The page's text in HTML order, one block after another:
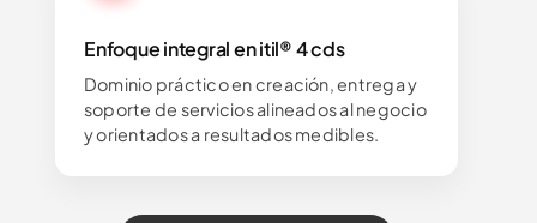
Enfoque integral en itil® 4 cds
Dominio práctico en creación, entrega y
soporte de servicios alineados al negocio
y orientados a resultados medibles.